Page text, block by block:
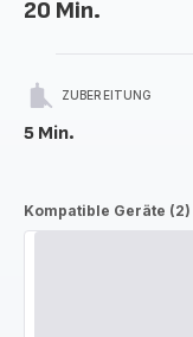
20 Min.
ZUBEREITUNG
5 Min.
Kompatible Geräte (2)